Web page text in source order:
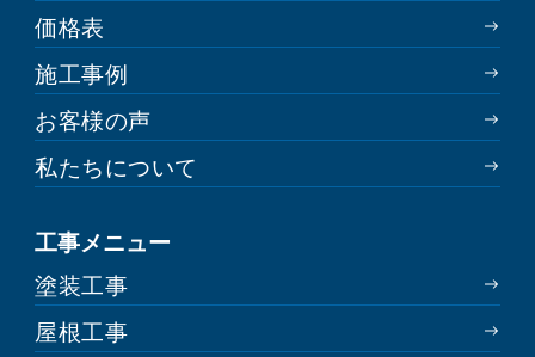
価格表
施工事例
お客様の声
私たちについて
工事メニュー
塗装工事
屋根工事